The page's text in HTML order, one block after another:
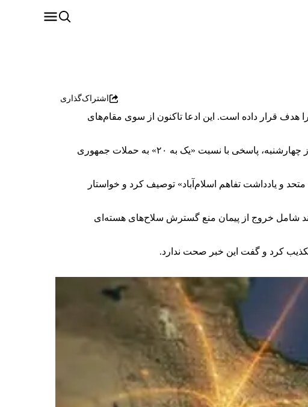
اشتراک‌گذاری
را هدف قرار داده است. این ادعا تاکنون از سوی مقام‌های
دونالد ترامپ، رییس‌جمهوری آمریکا، نیز به خبرنگاران در هواپیمای ایر فورس وان گفت حملات آمریکا به ایران در روز چهارشنبه، پاسخی با نسبت «یک به ۲۰» به حملات جمهوری
و یادداشت تفاهم اسلام‌آباد» توصیف کرد و خواستار
شامل خروج از پیمان منع گسترش سلاح‌های هسته‌ای
کرد و گفت این خبر صحت ندارد.